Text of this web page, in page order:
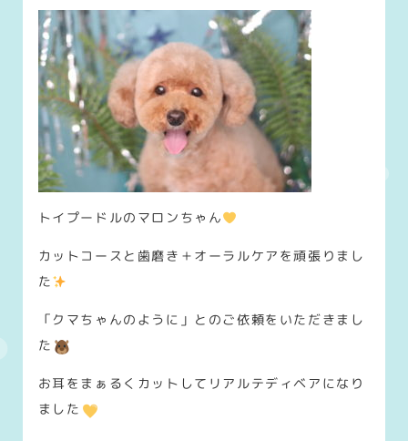
トイプードルのマロンちゃん
カットコースと歯磨き＋オーラルケアを頑張りまし
た
「クマちゃんのように」とのご依頼をいただきまし
た
お耳をまぁるくカットしてリアルテディベアになり
ました